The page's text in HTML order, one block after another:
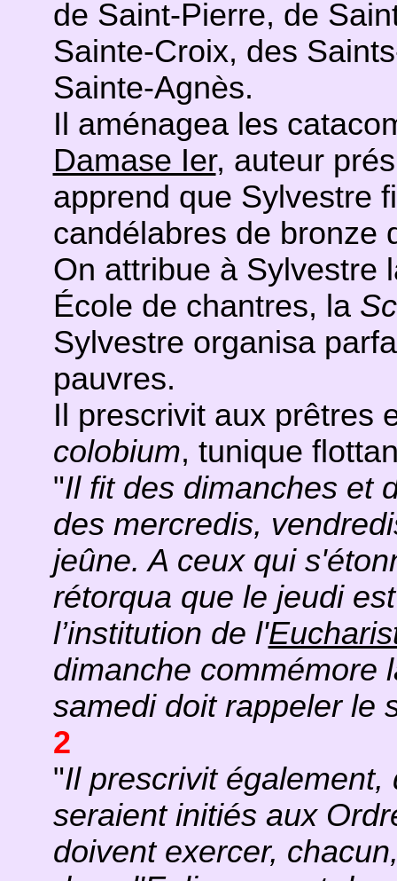
de Saint-Pierre, de
Sainte-Croix, des
Sainte-Agnès.
Il aménagea les
Damase Ier, auteur
apprend que Sylvestre
candélabres de bronze
On attribue à Sylvestre
École de chantres, la
Sylvestre organisa
pauvres.
Il prescrivit aux prêtres
colobium, tunique
"Il fit des dimanches et
des mercredis,
jeûne. A ceux qui
rétorqua que le jeudi
l’institution de l'
dimanche commémore
samedi doit rappeler le
2
"Il prescrivit
seraient initiés aux
doivent exercer,